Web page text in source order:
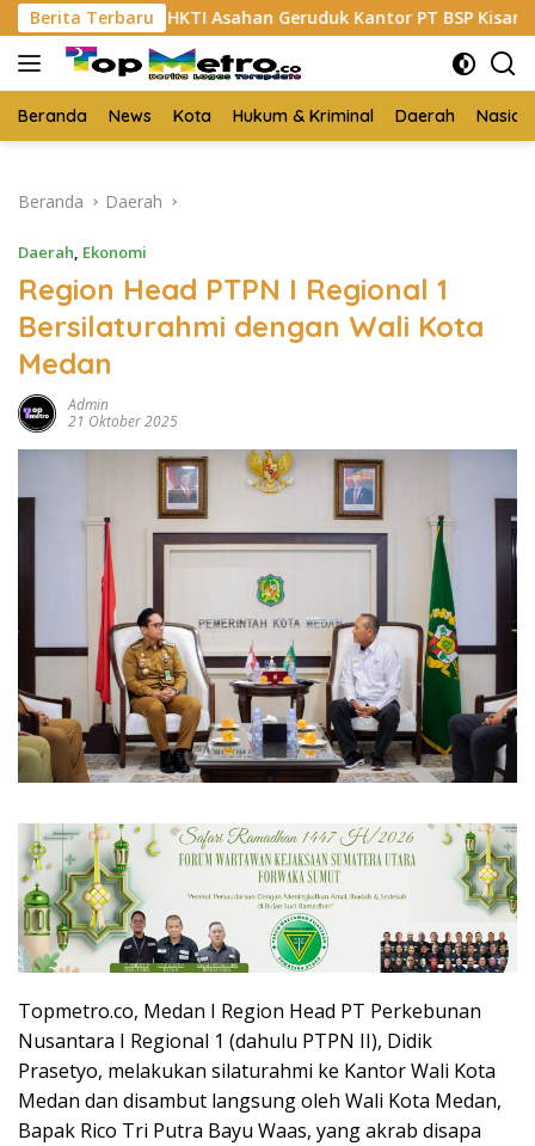
Langsung
ke
konten
Berita Terbaru
HKTI Asahan Geruduk Kantor PT BSP Kisaran Budi
Beranda News Kota Hukum & Kriminal Daerah
Beranda Daerah
Daerah, Ekonomi
Region Head PTPN I Regional 1
Bersilaturahmi dengan Wali Kota
Medan
Admin
21 Oktober 2025
Topmetro.co, Medan I Region Head PT Perkebunan
Nusantara I Regional 1 (dahulu PTPN II), Didik
Prasetyo, melakukan silaturahmi ke Kantor Wali Kota
Medan dan disambut langsung oleh Wali Kota Medan,
Bapak Rico Tri Putra Bayu Waas, yang akrab disapa